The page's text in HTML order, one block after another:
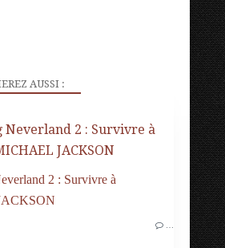
AUSSI :
Neverland 2 : Survivre à
JACKSON